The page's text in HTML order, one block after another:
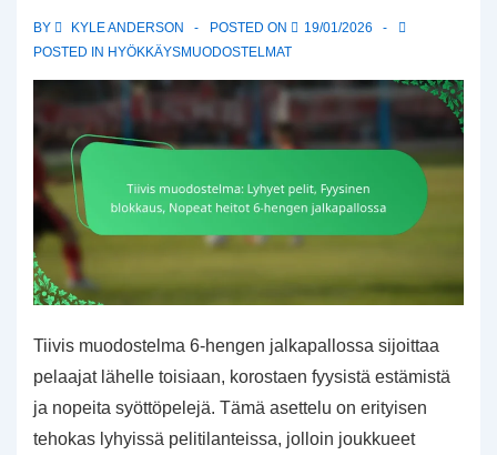
BY KYLE ANDERSON POSTED ON
19/01/2026
POSTED IN HYÖKKÄYSMUODOSTELMAT
Tiivis muodostelma 6-hengen jalkapallossa sijoittaa
pelaajat lähelle toisiaan, korostaen fyysistä estämistä
ja nopeita syöttöpelejä. Tämä asettelu on erityisen
tehokas lyhyissä pelitilanteissa, jolloin joukkueet